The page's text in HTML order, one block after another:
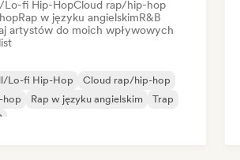
Lo-fi Hip-HopCloud rap/hip-hop
Rap w języku angielskimR&B
artystów do moich wpływowych
Lo-fi Hip-Hop
Cloud rap/hip-hop
hop
Rap w języku angielskim
Trap